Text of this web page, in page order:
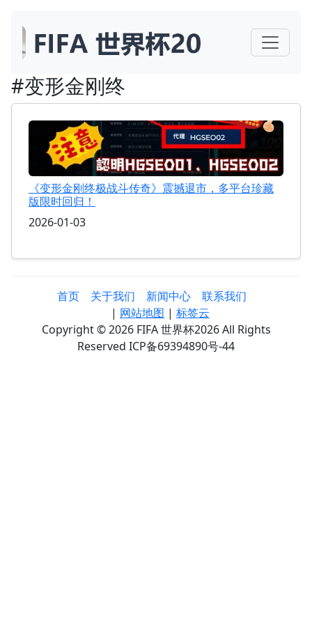
#变形金刚终
《变形金刚终极战斗传奇》震撼退市，多平台珍藏
版限时回归！
2026-01-03
首页 关于我们 新闻中心
联系我们
| 网站地图 | 标签云
Copyright © 2026 FIFA 世界杯2026 All Rights
Reserved ICP备69394890号-44